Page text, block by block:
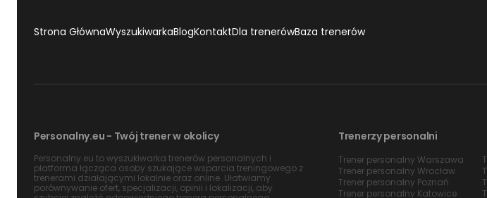
Strona GłównaWyszukiwarkaBlogKontaktDla trenerówBaza trenerów
Personalny.eu - Twój trener w okolicy
Personalny.eu to wyszukiwarka trenerów personalnych i
platforma łącząca osoby szukające wsparcia treningowego z
trenerami działającymi lokalnie oraz online. Ułatwiamy
porównywanie ofert, specjalizacji, opinii i lokalizacji, aby
Trenerzy personalni
Trener personalny Warszawa
Trener personalny Wrocław
Trener personalny Poznań
Trener personalny Katowice